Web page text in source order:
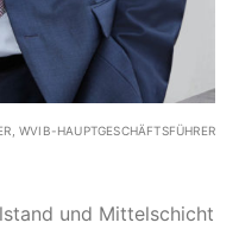
WVIB-HAUPTGESCHÄFTSFÜHRER
und Mittelschicht